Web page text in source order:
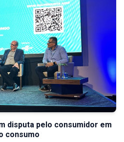
disputa pelo consumidor em
consumo